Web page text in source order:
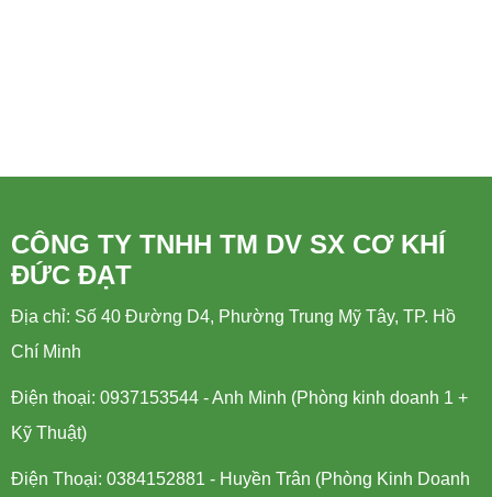
CÔNG TY TNHH TM DV SX CƠ KHÍ
ĐỨC ĐẠT
Địa chỉ: Số 40 Đường D4, Phường Trung Mỹ Tây, TP. Hồ
Chí Minh
Điện thoại: 0937153544 - Anh Minh (Phòng kinh doanh 1 +
Kỹ Thuật)
Điện Thoại: 0384152881 - Huyền Trân (Phòng Kinh Doanh